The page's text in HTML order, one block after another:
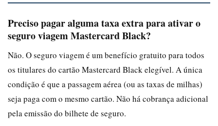
Preciso pagar alguma taxa extra para ativar o
seguro viagem Mastercard Black?
Não. O seguro viagem é um benefício gratuito para todos
os titulares do cartão Mastercard Black elegível. A única
condição é que a passagem aérea (ou as taxas de milhas)
seja paga com o mesmo cartão. Não há cobrança adicional
pela emissão do bilhete de seguro.